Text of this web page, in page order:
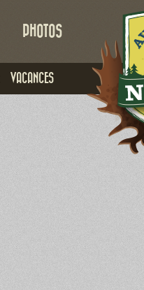
VACANCES
PHOTOS